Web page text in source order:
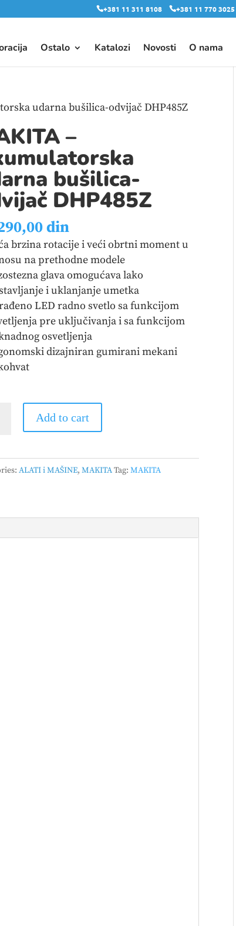
+381 11 311 8108 +381 11 770 3025
Ostalo Katalozi Novosti O nama
udarna bušilica-odvijač DHP485Z
–
bušilica-
DHP485Z
din
brzina rotacije i veći obrtni moment u
na prethodne modele
glava omogućava lako
i uklanjanje umetka
LED radno svetlo sa funkcijom
pre uključivanja i sa funkcijom
osvetljenja
dizajniran gumirani mekani
Add to cart
ALATI i MAŠINE,MAKITATag:MAKITA